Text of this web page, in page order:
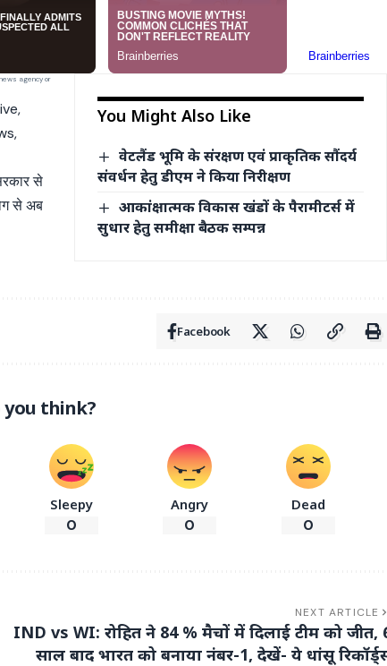
You Might Also Like
वेटलैंड भूमि के संरक्षण एवं प्राकृतिक सौंदर्य
संवर्धन हेतु डीएम ने किया निरीक्षण
आकांक्षात्मक विकास खंडों के पैरामीटर्स में
सुधार हेतु समीक्षा बैठक सम्पन्न
agency or
से
से अब
Facebook
you think?
Sleepy
0
Angry
0
Dead
0
NEXT ARTICLE
IND vs WI: रोहित ने 84 % मैचों में दिलाई टीम को जीत,
साल बाद भारत को बनाया नंबर-1, देखें- ये धांसू